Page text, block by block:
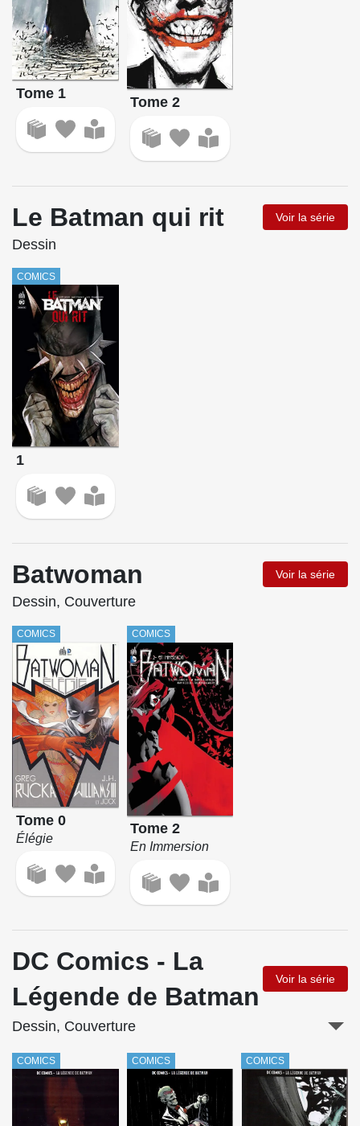
Tome 1
Tome 2
Le Batman qui rit Voir la série
Dessin
COMICS
1
Batwoman Voir la série
Dessin, Couverture
COMICS
Tome 0
Élégie
COMICS
Tome 2
En Immersion
DC Comics - La
Légende de Batman
Voir la série
Dessin, Couverture
COMICS COMICS COMICS